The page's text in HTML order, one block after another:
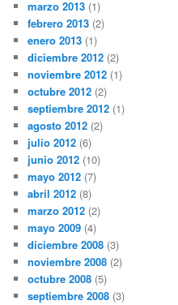
marzo 2013 (1)
febrero 2013 (2)
enero 2013 (1)
diciembre 2012 (2)
noviembre 2012 (1)
octubre 2012 (2)
septiembre 2012 (1)
agosto 2012 (2)
julio 2012 (6)
junio 2012 (10)
mayo 2012 (7)
abril 2012 (8)
marzo 2012 (2)
mayo 2009 (4)
diciembre 2008 (3)
noviembre 2008 (2)
octubre 2008 (5)
septiembre 2008 (3)